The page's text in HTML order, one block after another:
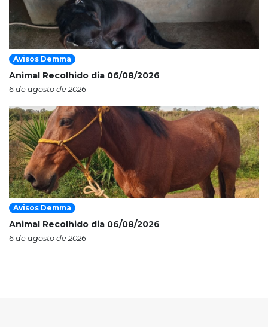
Avisos Demma
Animal Recolhido dia 06/08/2026
6 de agosto de 2026
Avisos Demma
Animal Recolhido dia 06/08/2026
6 de agosto de 2026